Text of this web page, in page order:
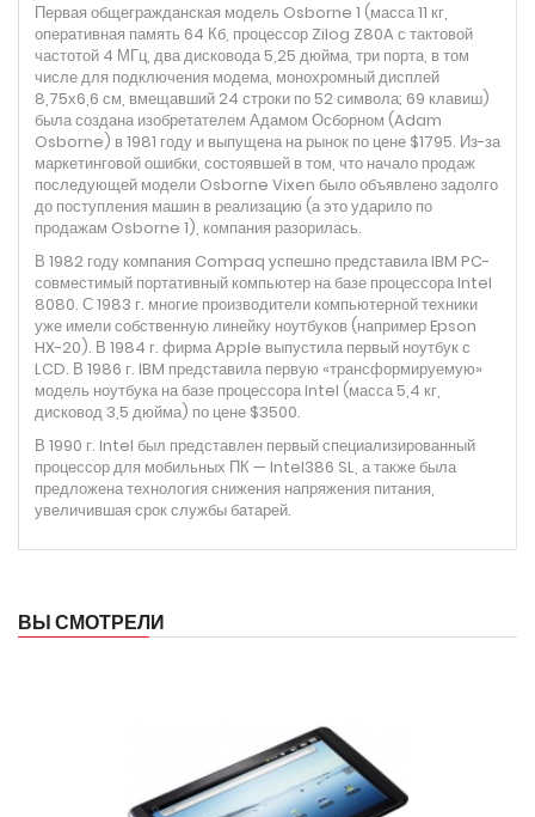
Первая общегражданская модель Osborne 1 (масса 11 кг,
оперативная память 64 Кб, процессор Zilog Z80A с тактовой
частотой 4 МГц, два дисковода 5,25 дюйма, три порта, в том
числе для подключения модема, монохромный дисплей
8,75х6,6 см, вмещавший 24 строки по 52 символа; 69 клавиш)
была создана изобретателем Адамом Осборном (Adam
Osborne) в 1981 году и выпущена на рынок по цене $1795. Из-за
маркетинговой ошибки, состоявшей в том, что начало продаж
последующей модели Osborne Vixen было объявлено задолго
до поступления машин в реализацию (а это ударило по
продажам Osborne 1), компания разорилась.
В 1982 году компания Compaq успешно представила IBM PC-
совместимый портативный компьютер на базе процессора Intel
8080. С 1983 г. многие производители компьютерной техники
уже имели собственную линейку ноутбуков (например Epson
HX-20). В 1984 г. фирма Apple выпустила первый ноутбук с
LCD. В 1986 г. IBM представила первую «трансформируемую»
модель ноутбука на базе процессора Intel (масса 5,4 кг,
дисковод 3,5 дюйма) по цене $3500.
В 1990 г. Intel был представлен первый специализированный
процессор для мобильных ПК — Intel386 SL, а также была
предложена технология снижения напряжения питания,
увеличившая срок службы батарей.
ВЫ СМОТРЕЛИ